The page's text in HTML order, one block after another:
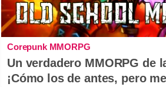
Corepunk MMORPG
Un verdadero MMORPG de
¡Cómo los de antes, pero